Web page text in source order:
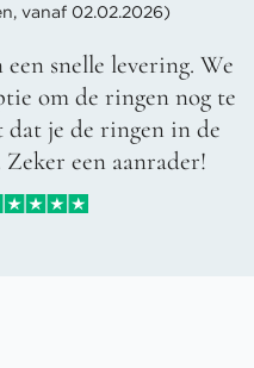
vanaf 02.02.2026)
snelle levering. We
om de ringen nog te
dat je de ringen in de
een aanrader!